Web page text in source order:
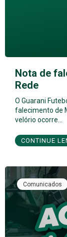
Nota de
Rede
O Guarani
falecimento de
velório ocorre…
CONTINUE
Comunicados